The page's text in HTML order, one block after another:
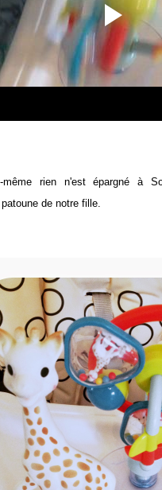
même rien n'est épargné à
de notre fille.